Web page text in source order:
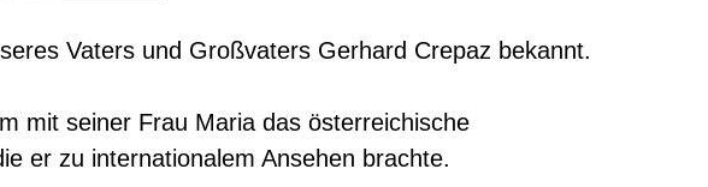
Vaters und Großvaters Gerhard Crepaz bekannt.
mit seiner Frau Maria das österreichische
er zu internationalem Ansehen brachte.